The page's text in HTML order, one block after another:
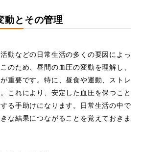
動とその管理
動などの日常生活の多くの要因によっ
のため、昼間の血圧の変動を理解し、
重要です。特に、昼食や運動、ストレ
これにより、安定した血圧を保つこと
る手助けになります。日常生活の中で
な結果につながることを覚えておきま